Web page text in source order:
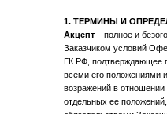
1. ТЕРМИНЫ И
Акцепт – полное и
Заказчиком условий
ГК РФ, подтверждающее
всеми его положениями
возражений в
отдельных ее